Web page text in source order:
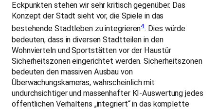
Eckpunkten stehen wir sehr kritisch gegenüber. Das
Konzept der Stadt sieht vor, die Spiele in das
bestehende Stadtleben zu integrieren4. Dies würde
bedeuten, dass in diversen Stadtteilen in den
Wohnvierteln und Sportstätten vor der Haustür
Sicherheitszonen eingerichtet werden. Sicherheitszonen
bedeuten den massiven Ausbau von
Überwachungskameras, wahrscheinlich mit
undurchsichtiger und massenhafter KI-Auswertung jedes
öffentlichen Verhaltens integriert in das komplette